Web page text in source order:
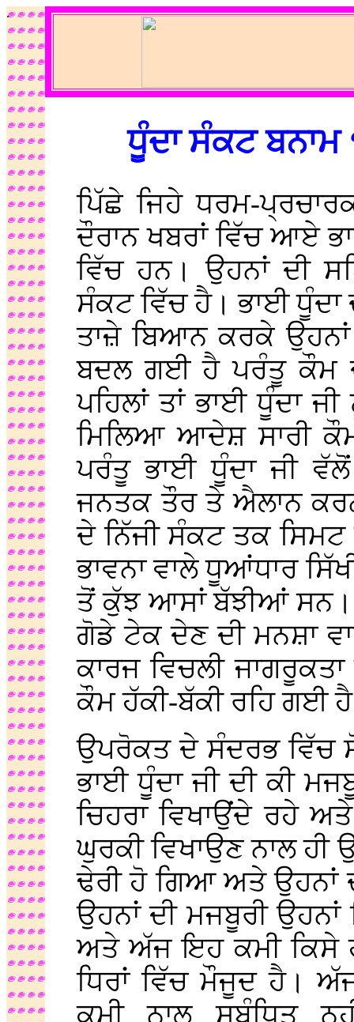
.
ਧੂੰਦਾ ਸੰਕਟ ਬਨਾਮ
ਪਿੱਛੇ ਜਿਹੇ ਧਰਮ-
ਦੌਰਾਨ ਖਬਰਾਂ ਵਿੱਚ ਆਏ
ਵਿੱਚ ਹਨ। ਉਹਨਾਂ ਦੀ
ਸੰਕਟ ਵਿੱਚ ਹੈ। ਭਾਈ ਧੂੰਦਾ
ਤਾਜ਼ੇ ਬਿਆਨ ਕਰਕੇ
ਬਦਲ ਗਈ ਹੈ ਪਰੰਤੂ ਕੌਮ
ਪਹਿਲਾਂ ਤਾਂ ਭਾਈ ਧੂੰਦਾ
ਮਿਲਿਆ ਆਦੇਸ਼ ਸਾਰੀ
ਪਰੰਤੂ ਭਾਈ ਧੂੰਦਾ ਜੀ
ਜਨਤਕ ਤੌਰ ਤੇ ਐਲਾਨ
ਦੇ ਨਿੱਜੀ ਸੰਕਟ ਤਕ
ਭਾਵਨਾ ਵਾਲੇ ਧੂਆਂਧਾਰ
ਤੋਂ ਕੁੱਝ ਆਸਾਂ ਬੱਝੀਆਂ ਸਨ।
ਗੋਡੇ ਟੇਕ ਦੇਣ ਦੀ ਮਨਸ਼ਾ
ਕਾਰਜ ਵਿਚਲੀ
ਕੌਮ ਹੱਕੀ-ਬੱਕੀ ਰਹਿ ਗਈ
ਉਪਰੋਕਤ ਦੇ ਸੰਦਰਭ ਵਿੱਚ
ਭਾਈ ਧੂੰਦਾ ਜੀ ਦੀ ਕੀ
ਚਿਹਰਾ ਵਿਖਾਉਂਦੇ ਰਹੇ
ਘੁਰਕੀ ਵਿਖਾਉਣ ਨਾਲ ਹੀ
ਢੇਰੀ ਹੋ ਗਿਆ ਅਤੇ ਉਹਨਾਂ
ਉਹਨਾਂ ਦੀ ਮਜਬੂਰੀ ਉਹਨਾਂ
ਅਤੇ ਅੱਜ ਇਹ ਕਮੀ ਕਿਸੇ
ਧਿਰਾਂ ਵਿੱਚ ਮੌਜੂਦ ਹੈ।
ਕਮੀ ਨਾਲ ਸਬੰਧਿਤ